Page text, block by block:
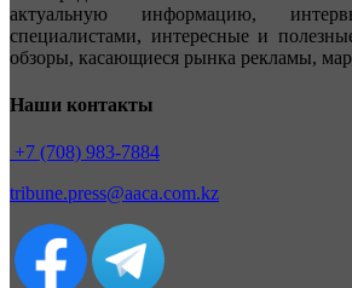
актуальную информацию,
специалистами, интересные и
обзоры, касающиеся рынка рекламы,
Наши контакты
+7 (708) 983-7884
tribune.press@aaca.com.kz